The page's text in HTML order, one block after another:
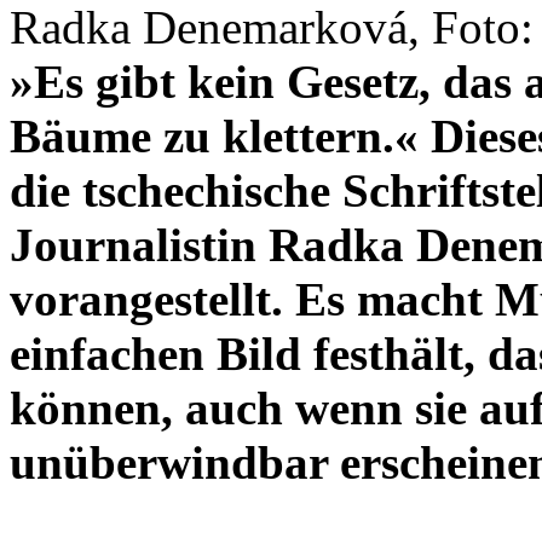
Radka Denemarková,
»Es gibt kein Gesetz,
Bäume zu klettern.«
die tschechische
Journalistin Radka
vorangestellt. Es macht
einfachen Bild festhält,
können, auch wenn sie
unüberwindbar